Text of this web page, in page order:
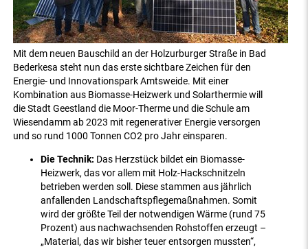
Mit dem neuen Bauschild an der Holzurburger Straße in Bad
Bederkesa steht nun das erste sichtbare Zeichen für den
Energie- und Innovationspark Amtsweide. Mit einer
Kombination aus Biomasse-Heizwerk und Solarthermie will
die Stadt Geestland die Moor-Therme und die Schule am
Wiesendamm ab 2023 mit regenerativer Energie versorgen
und so rund 1000 Tonnen CO2 pro Jahr einsparen.
Die Technik: Das Herzstück bildet ein Biomasse-
Heizwerk, das vor allem mit Holz-Hackschnitzeln
betrieben werden soll. Diese stammen aus jährlich
anfallenden Landschaftspflegemaßnahmen. Somit
wird der größte Teil der notwendigen Wärme (rund 75
Prozent) aus nachwachsenden Rohstoffen erzeugt –
„Material, das wir bisher teuer entsorgen mussten“,